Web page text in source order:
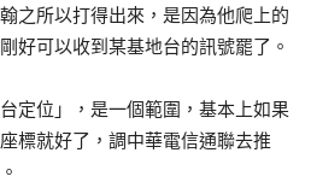
之所以打得出來，是因為他爬上的
好可以收到某基地台的訊號罷了。
定位」，是一個範圍，基本上如果
標就好了，調中華電信通聯去推